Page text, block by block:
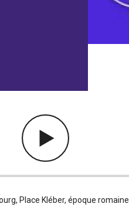
Place Kléber, époque romaine